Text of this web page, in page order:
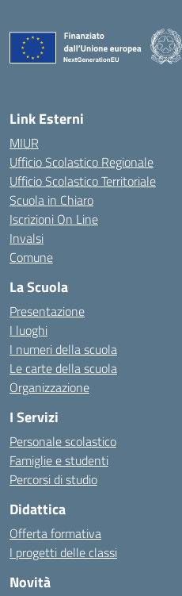
Link Esterni
MIUR
Ufficio Scolastico Regionale
Ufficio Scolastico Territoriale
Scuola in Chiaro
Iscrizioni On Line
Invalsi
Comune
La Scuola
Presentazione
I luoghi
I numeri della scuola
Le carte della scuola
Organizzazione
I Servizi
Personale scolastico
Famiglie e studenti
Percorsi di studio
Didattica
Offerta formativa
I progetti delle classi
Novità